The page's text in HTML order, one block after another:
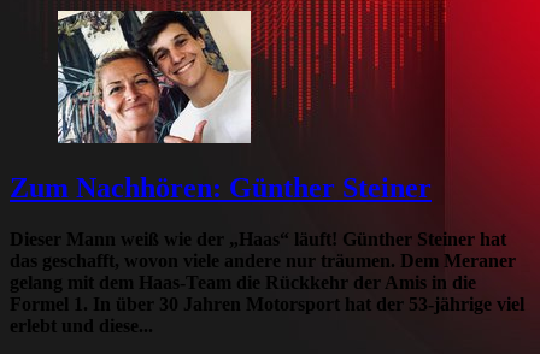
Zum Nachhören: Günther Steiner
Dieser Mann weiß wie der „Haas“ läuft! Günther Steiner hat
das geschafft, wovon viele andere nur träumen. Dem Meraner
gelang mit dem Haas-Team die Rückkehr der Amis in die
Formel 1. In über 30 Jahren Motorsport hat der 53-jährige viel
erlebt und diese...